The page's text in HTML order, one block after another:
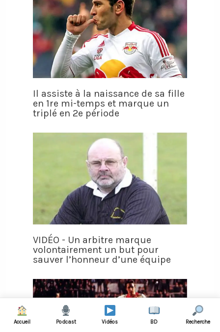
Il assiste à la naissance de sa fille
en 1re mi-temps et marque un
triplé en 2e période
VIDÉO - Un arbitre marque
volontairement un but pour
sauver l’honneur d’une équipe
Accueil Podcast Vidéos BD Recherche